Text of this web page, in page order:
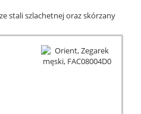
stali szlachetnej oraz skórzany